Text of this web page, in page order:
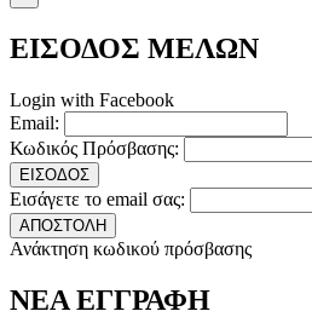
ΕΙΣΟΔΟΣ ΜΕΛΩΝ
Login with Facebook
Email:
Κωδικός Πρόσβασης:
ΕΙΣΟΔΟΣ
Εισάγετε το email σας:
ΑΠΟΣΤΟΛΗ
Ανάκτηση κωδικού πρόσβασης
ΝΕΑ ΕΓΓΡΑΦΗ